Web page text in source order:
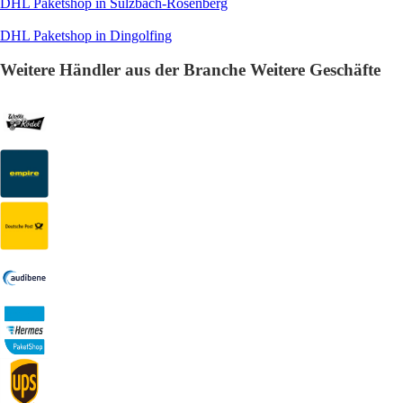
DHL Paketshop in Dingolfing
Weitere Händler aus der Branche Weitere Geschäfte